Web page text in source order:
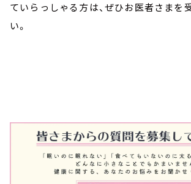
ていらっしゃる方は、ぜひお医者さまを
い。